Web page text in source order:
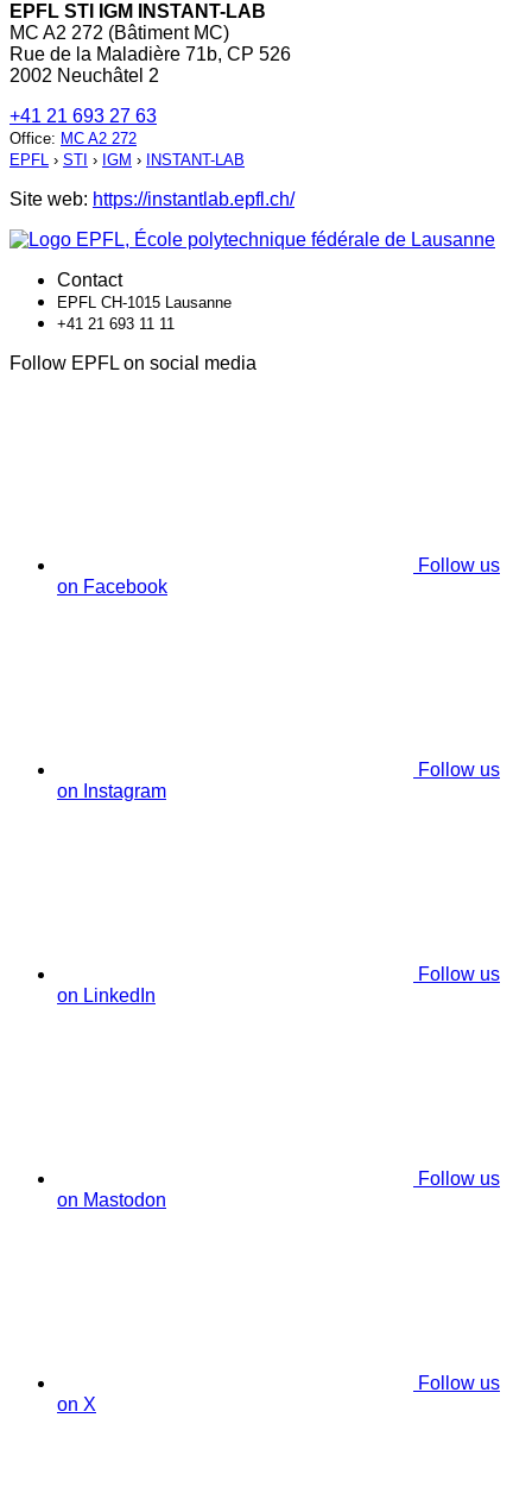
EPFL STI IGM INSTANT-LAB
MC A2 272 (Bâtiment MC)
Rue de la Maladière 71b, CP 526
2002 Neuchâtel 2
+41 21 693 27 63
Office: MC A2 272
EPFL › STI › IGM › INSTANT-LAB
Site web: https://instantlab.epfl.ch/
Contact
EPFL CH-1015 Lausanne
+41 21 693 11 11
Follow EPFL on social media
Follow us
on Facebook
Follow us
on Instagram
Follow us
on LinkedIn
Follow us
on Mastodon
Follow us
on X